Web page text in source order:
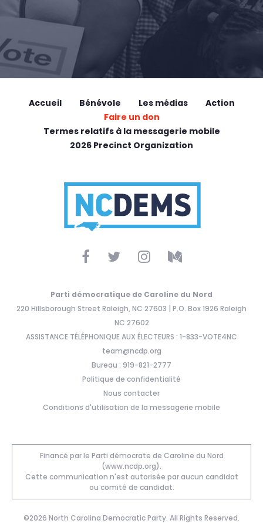
Accueil Bénévole Les médias
Action
Faire un don
Termes relatifs à la messagerie mobile
2026 Precinct Organization
Parti démocratique de Caroline du Nord
220 Hillsborough Street Raleigh, NC 27603 | P.O. Box 1926 Raleigh
NC 27602
ASSISTANCE TÉLÉPHONIQUE AUX ÉLECTEURS : 1-833-VOTE4NC
team@ncdp.org
Bureau : 919-821-2777
Politique de confidentialité
Nous contacter
Conditions d'utilisation de la messagerie mobile
Financé par le Parti démocrate de Caroline du Nord
(www.ncdp.org).
Cette communication n'est autorisée par aucun candidat
ou comité de candidat.
©2026 North Carolina Democratic Party. All Rights Reserved.